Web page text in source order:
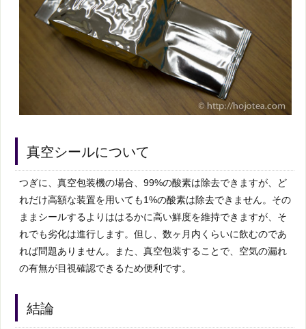
真空シールについて
つぎに、真空包装機の場合、99%の酸素は除去できますが、ど
れだけ高額な装置を用いても1%の酸素は除去できません。その
ままシールするよりははるかに高い鮮度を維持できますが、そ
れでも劣化は進行します。但し、数ヶ月内くらいに飲むのであ
れば問題ありません。また、真空包装することで、空気の漏れ
の有無が目視確認できるため便利です。
結論